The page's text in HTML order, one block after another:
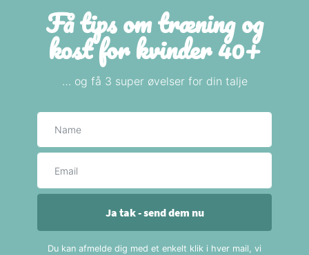
Få tips om træning og
kost for kvinder 40+
… og få 3 super øvelser for din talje
Ja tak - send dem nu
Du kan afmelde dig med et enkelt klik i hver mail, vi